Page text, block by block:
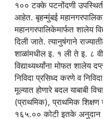
१०० टक्के पटनोंदणी उपस्थिती
आहेत. बृहन्मुंबई
महानगरपालिकेमार्फत शालेय
दिली जाते. त्यानुषंगाने
शाळांमधील इ. १ ली ते इ. ८
विद्याथ्यर्थ्यांना मोफत शालेय
निविदा प्रसिध्द करणे व
मूल्यात होणारे बदल याबाबी
(प्राथमिक), प्राथमिक
१६५.०० कोटी इतके अनुदान